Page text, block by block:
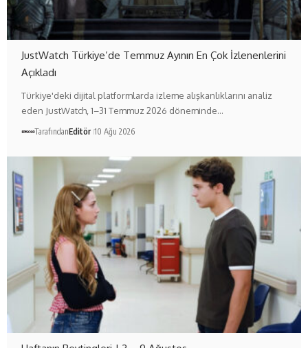
JustWatch Türkiye’de Temmuz Ayının En Çok İzlenenlerini
Açıkladı
Türkiye'deki dijital platformlarda izleme alışkanlıklarını analiz
eden JustWatch, 1–31 Temmuz 2026 döneminde…
TarafındanEditör 10 Ağu 2026